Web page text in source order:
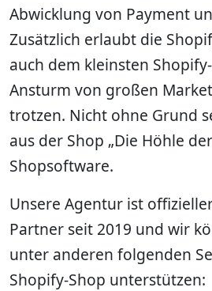
Abwicklung von Payment
Zusätzlich erlaubt die
auch dem kleinsten
Ansturm von großen
trotzen. Nicht ohne Grund
aus der Shop „Die Höhle
Shopsoftware.
Unsere Agentur ist
Partner seit 2019 und wir
unter anderen folgenden
Shopify-Shop unterstützen: